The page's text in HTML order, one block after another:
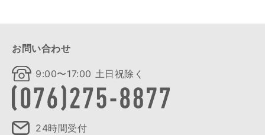
お問い合わせ
9:00〜17:00 土日祝除く
24時間受付